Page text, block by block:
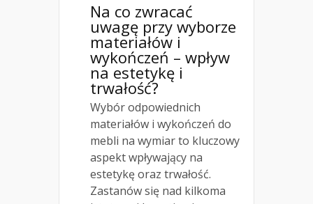
Na co zwracać
uwagę przy wyborze
materiałów i
wykończeń – wpływ
na estetykę i
trwałość?
Wybór odpowiednich
materiałów i wykończeń do
mebli na wymiar to kluczowy
aspekt wpływający na
estetykę oraz trwałość.
Zastanów się nad kilkoma